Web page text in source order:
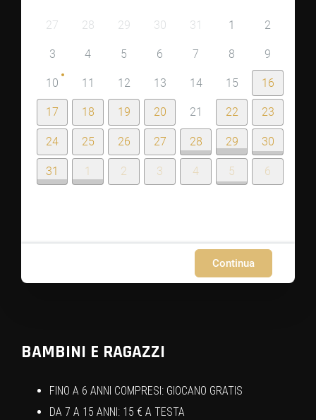
27 28 29 30 31 1 2
3 4 5 6 7 8 9
10 11 12 13 14 15 16
17 18 19 20 21 22 23
24 25 26 27 28 29 30
31 1 2 3 4 5 6
Continua
BAMBINI E RAGAZZI
FINO A 6 ANNI COMPRESI: GIOCANO GRATIS
DA 7 A 15 ANNI: 15 € A TESTA